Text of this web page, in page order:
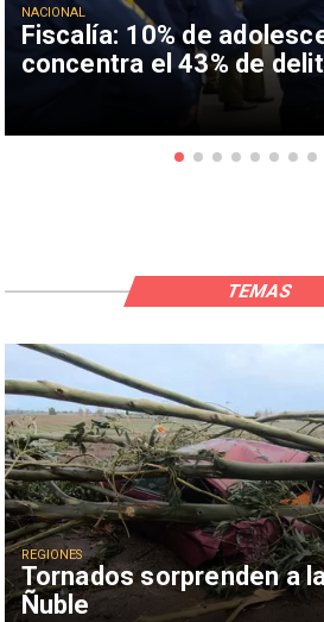
Fiscalía: 10% de
concentra el 43% de
NACIONAL
Tornados sorprenden a
Ñuble
REGIONES
TEMAS